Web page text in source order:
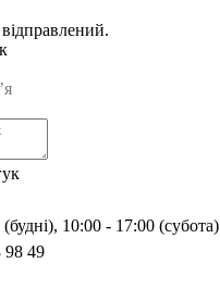
10:00 - 17:00 (субота)
98 49